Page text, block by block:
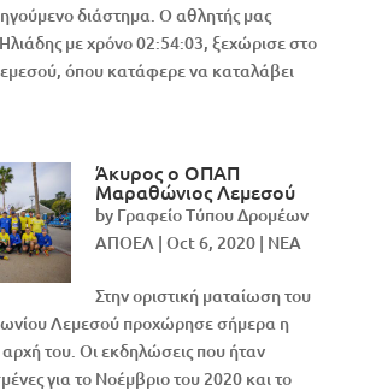
διάστημα. Ο αθλητής μας
με χρόνο 02:54:03, ξεχώρισε στο
όπου κατάφερε να καταλάβει
Άκυρος ο ΟΠΑΠ
Μαραθώνιος Λεμεσού
by Γραφείο Τύπου Δρομέων
ΑΠΟΕΛ | Oct 6, 2020| NEA
Στην οριστική ματαίωση του
Λεμεσού προχώρησε σήμερα η
του. Οι εκδηλώσεις που ήταν
για το Νοέμβριο του 2020 και το